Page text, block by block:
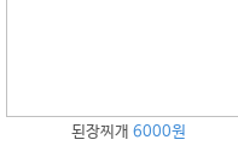
된장찌개 6000원